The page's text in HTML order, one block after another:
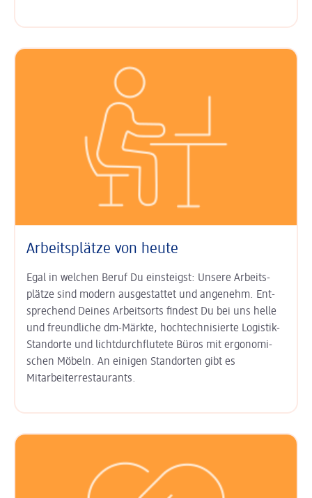
Arbeitsplätze von heute
Egal in welchen Beruf Du einsteigst: Unsere Arbeits­
plätze sind modern aus­gestattet und angenehm. Ent­
sprechend Deines Arbeits­orts findest Du bei uns helle
und freund­liche dm-Märkte, hoch­technisierte Logistik-
Standorte und licht­durchflutete Büros mit ergo­nomi­
schen Möbeln. An einigen Stand­orten gibt es
Mitarbeiter­restaurants.